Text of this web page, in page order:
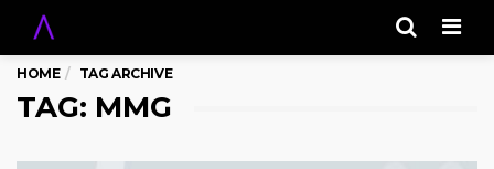
HOME TAG ARCHIVE
TAG: MMG